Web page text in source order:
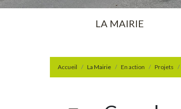
LA MAIRIE
Accueil La Mairie En action Projets